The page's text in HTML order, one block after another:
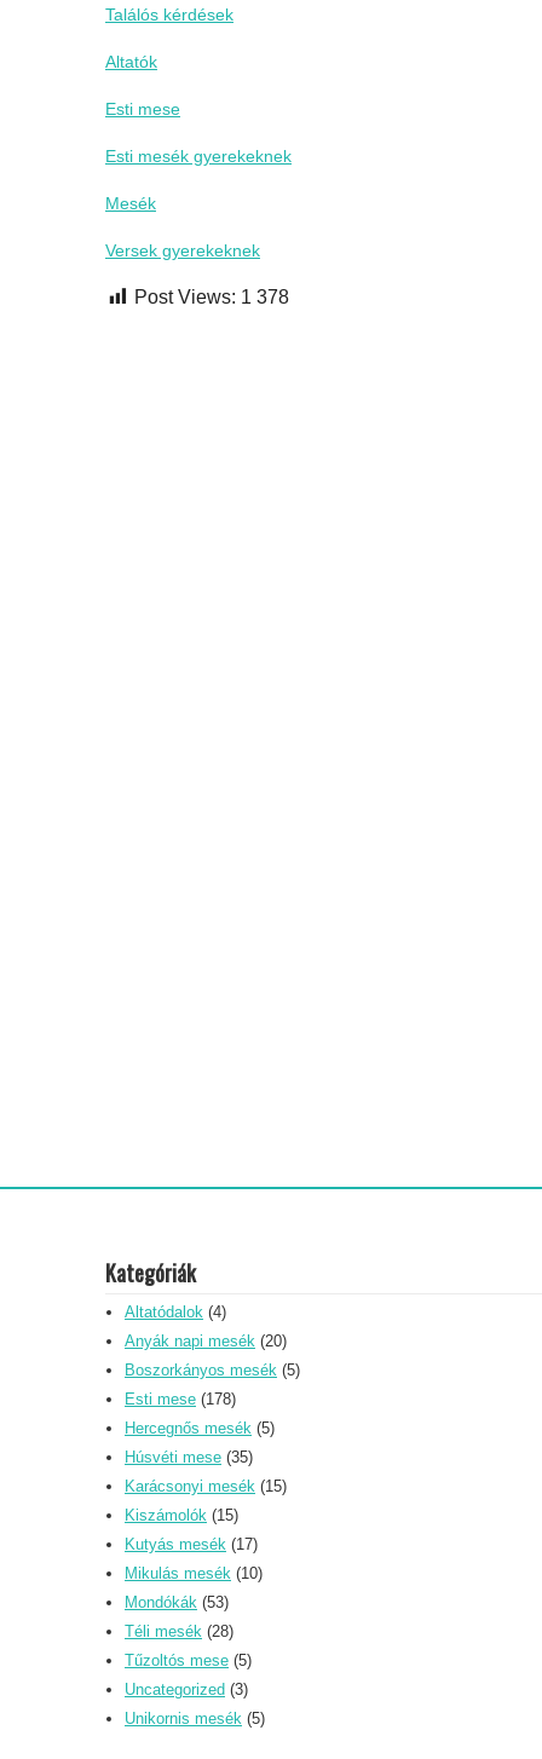
Találós kérdések
Altatók
Esti mese
Esti mesék gyerekeknek
Mesék
Versek gyerekeknek
Post Views: 1 378
Kategóriák
Altatódalok (4)
Anyák napi mesék (20)
Boszorkányos mesék (5)
Esti mese (178)
Hercegnős mesék (5)
Húsvéti mese (35)
Karácsonyi mesék (15)
Kiszámolók (15)
Kutyás mesék (17)
Mikulás mesék (10)
Mondókák (53)
Téli mesék (28)
Tűzoltós mese (5)
Uncategorized (3)
Unikornis mesék (5)